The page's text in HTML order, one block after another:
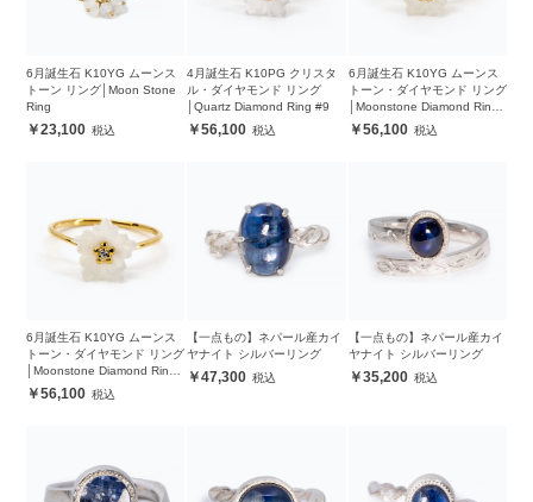
6月誕生石 K10YG ムーンス
トーン リング│Moon Stone
Ring
23,100
4月誕生石 K10PG クリスタ
ル・ダイヤモンド リング
│Quartz Diamond Ring #9
56,100
6月誕生石 K10YG ムーンス
トーン・ダイヤモンド リング
│Moonstone Diamond Ring
#1356,100
6月誕生石 K10YG ムーンス
トーン・ダイヤモンド リング
│Moonstone Diamond Ring
#956,100
【一点もの】ネパール産カイ
ヤナイト シルバーリング
47,300
【一点もの】ネパール産カイ
ヤナイト シルバーリング
35,200